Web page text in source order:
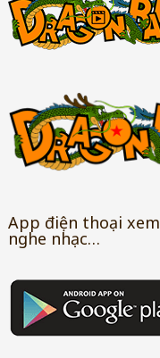
App điện thoại
nghe nhạc…